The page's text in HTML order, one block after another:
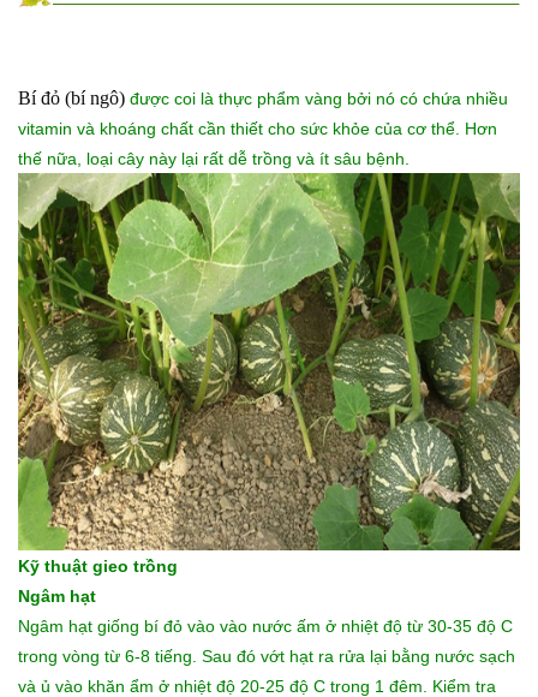
Bí đỏ (bí ngô) được coi là thực phẩm vàng bởi nó có chứa nhiều
vitamin và khoáng chất cần thiết cho sức khỏe của cơ thể. Hơn
thế nữa, loại cây này lại rất dễ trồng và ít sâu bệnh.
Kỹ thuật gieo trồng
Ngâm hạt
Ngâm hạt giống bí đỏ vào vào nước ấm ở nhiệt độ từ 30-35 độ C
trong vòng từ 6-8 tiếng. Sau đó vớt hạt ra rửa lại bằng nước sạch
và ủ vào khăn ẩm ở nhiệt độ 20-25 độ C trong 1 đêm. Kiểm tra